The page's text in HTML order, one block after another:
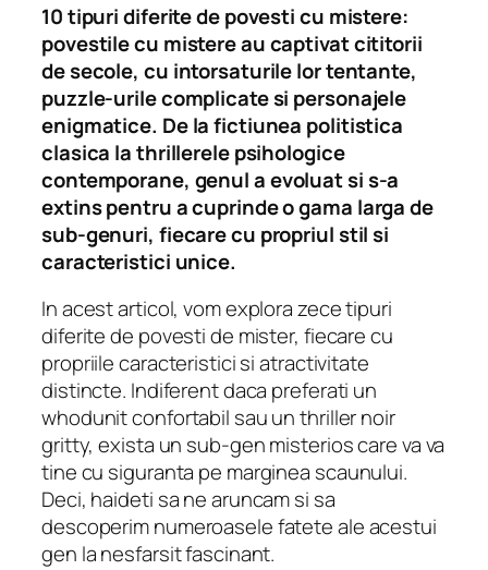
10 tipuri diferite de povesti cu mistere:
povestile cu mistere au captivat cititorii
de secole, cu intorsaturile lor tentante,
puzzle-urile complicate si personajele
enigmatice. De la fictiunea politistica
clasica la thrillerele psihologice
contemporane, genul a evoluat si s-a
extins pentru a cuprinde o gama larga de
sub-genuri, fiecare cu propriul stil si
caracteristici unice.
In acest articol, vom explora zece tipuri
diferite de povesti de mister, fiecare cu
propriile caracteristici si atractivitate
distincte. Indiferent daca preferati un
whodunit confortabil sau un thriller noir
gritty, exista un sub-gen misterios care va va
tine cu siguranta pe marginea scaunului.
Deci, haideti sa ne aruncam si sa
descoperim numeroasele fatete ale acestui
gen la nesfarsit fascinant.